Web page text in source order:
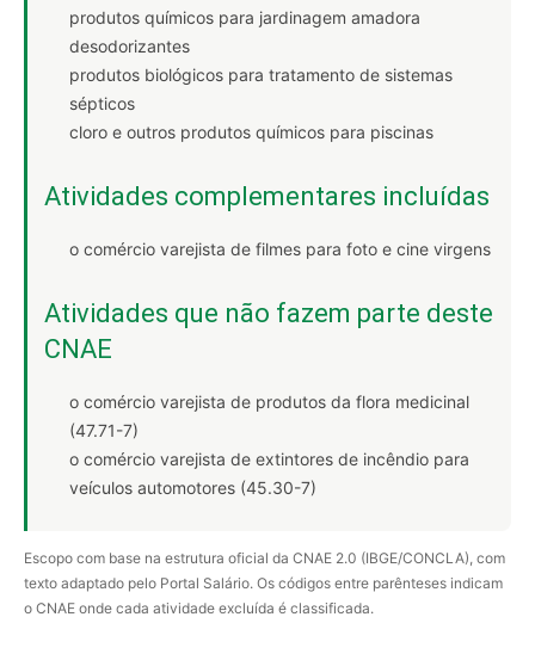
produtos químicos para jardinagem amadora
desodorizantes
produtos biológicos para tratamento de sistemas
sépticos
cloro e outros produtos químicos para piscinas
Atividades complementares incluídas
o comércio varejista de filmes para foto e cine virgens
Atividades que não fazem parte deste
CNAE
o comércio varejista de produtos da flora medicinal
(47.71-7)
o comércio varejista de extintores de incêndio para
veículos automotores (45.30-7)
Escopo com base na estrutura oficial da CNAE 2.0 (IBGE/CONCLA), com
texto adaptado pelo Portal Salário. Os códigos entre parênteses indicam
o CNAE onde cada atividade excluída é classificada.